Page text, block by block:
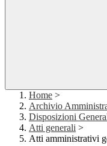
Home >
Archivio
Disposizioni
Atti generali >
Atti amministrativi